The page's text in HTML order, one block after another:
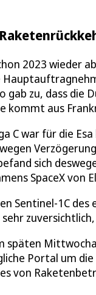
2023 wieder
gab zu, dass
kommt aus
C war für die
sich
SpaceX von
Sentinel-1C
späten
Portal um
von